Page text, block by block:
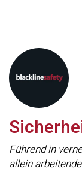
Führend in
allein